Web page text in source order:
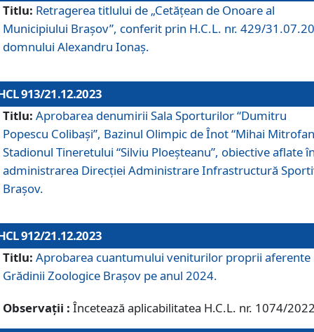
Titlu: Retragerea titlului de „Cetățean de Onoare al
Municipiului Brașov”, conferit prin H.C.L. nr. 429/
domnului Alexandru Ionaș.
913/21.12.2023
Titlu: Aprobarea denumirii Sala Sporturilor “Dumitru
Popescu Colibași”, Bazinul Olimpic de Înot “Mihai
Stadionul Tineretului “Silviu Ploeșteanu”, obiective aflate
administrarea Direcției Administrare Infrastructură
Brașov.
912/21.12.2023
Titlu: Aprobarea cuantumului veniturilor proprii aferente
Grădinii Zoologice Braşov pe anul 2024.
Observații : Încetează aplicabilitatea H.C.L. nr. 1074/